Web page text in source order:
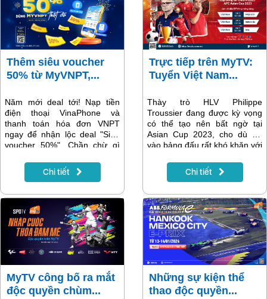
Thêm siêu voucher
50% từ MyVNPT,...
Năm mới deal tới! Nạp tiền
điện thoại VinaPhone và
thanh toán hóa đơn VNPT
ngay để nhận lộc deal "Siêu
voucher 50%". Chần chừ gì
MyVNPT khởi đầu năm 2024
thật thuận lợi bạn ơi!
Chi tiết
Trực tiếp trên MyTV:
Tuyển Việt Nam...
Thày trò HLV Philippe
Troussier đang được kỳ vọng
có thể tạo nên bất ngờ tại
Asian Cup 2023, cho dù rơi
vào bảng đấu rất khó khăn với
Indonesia. Khán giả có thể
theo dõi trực tiếp toàn bộ các
trên hệ thống truyền hình
MyTV.
Chi tiết
MyTV công bố ra mắt
độc quyền chùm...
Những sự kiện thể
thao độc quyền...